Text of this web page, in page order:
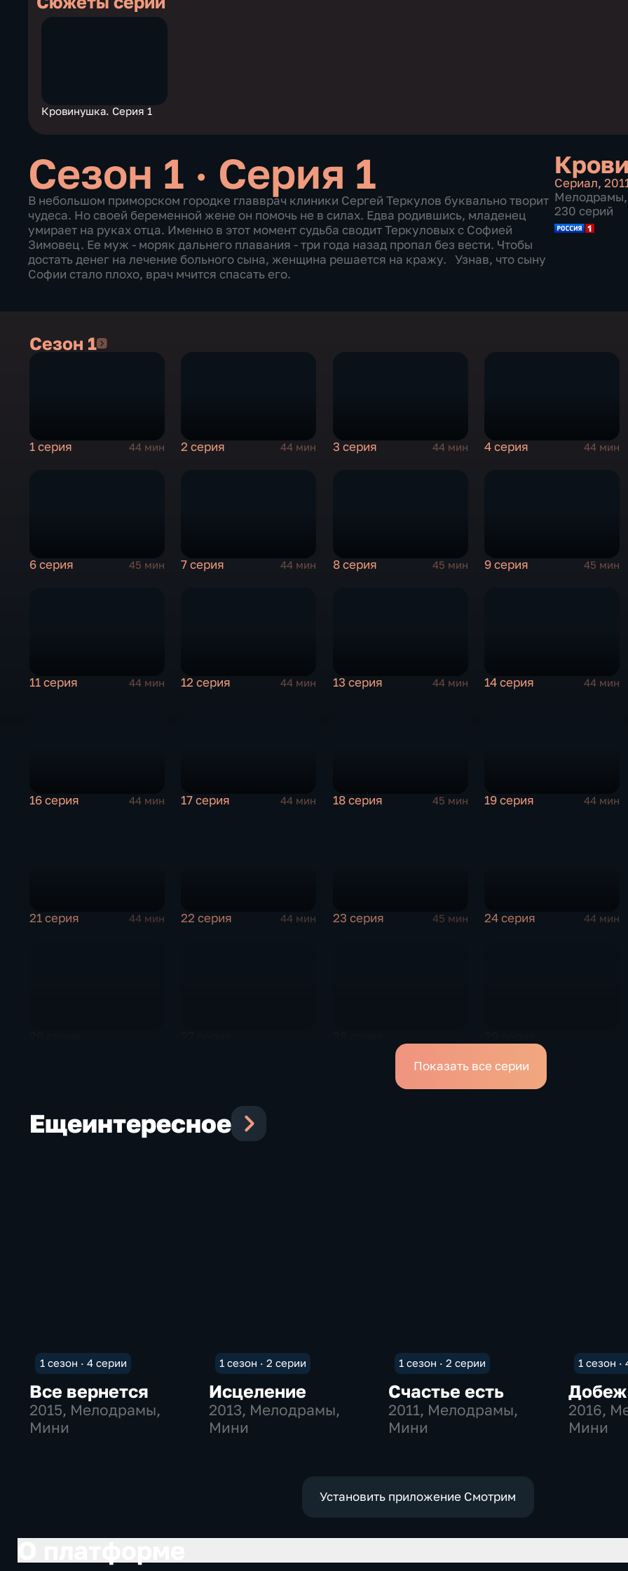
Кровинушка. Серия 1
Сезон 1 · Серия 1
В небольшом приморском городке главврач клиники Сергей Теркулов буквально творит
чудеса. Но своей беременной жене он помочь не в силах. Едва родившись, младенец
умирает на руках отца. Именно в этот момент судьба сводит Теркуловых с Софией
Зимовец. Ее муж - моряк дальнего плавания - три года назад пропал без вести. Чтобы
достать денег на лечение больного сына, женщина решается на кражу. Узнав, что сыну
Софии стало плохо, врач мчится спасать его.
Сериал,
Мелодрамы,
230 серий
Сезон 1Сезон 1
1 серия 44 мин 2 серия 44 мин 3 серия 44 мин 4 серия 44 мин
6 серия 45 мин 7 серия 44 мин 8 серия 45 мин 9 серия 45 мин
11 серия 44 мин 12 серия 44 мин 13 серия 44 мин 14 серия 44 мин
16 серия 44 мин 17 серия 44 мин 18 серия 45 мин 19 серия 44 мин
21 серия 44 мин 22 серия 44 мин 23 серия 45 мин 24 серия 44 мин
Показать все серии
Ещеинтересное
1 сезон · 4 серии
Все вернется
2015, Мелодрамы,
Мини
1 сезон · 2 серии
Исцеление
2013, Мелодрамы,
Мини
1 сезон · 2 серии
Счастье есть
2011, Мелодрамы,
Мини
1 сезон ·
2016,
Мини
Установить приложение Смотрим